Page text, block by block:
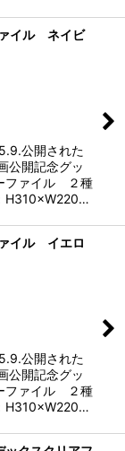
イル ネイビ
公開された
公開記念グッ
ファイル ２種
H310×W220…
イル イエロ
公開された
公開記念グッ
ファイル ２種
H310×W220…